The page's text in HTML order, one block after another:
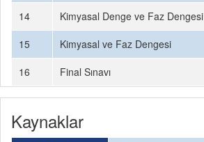
14
Kimyasal Denge ve Faz Dengesi
15
Kimyasal ve Faz Dengesi
16
Final Sınavı
Kaynaklar